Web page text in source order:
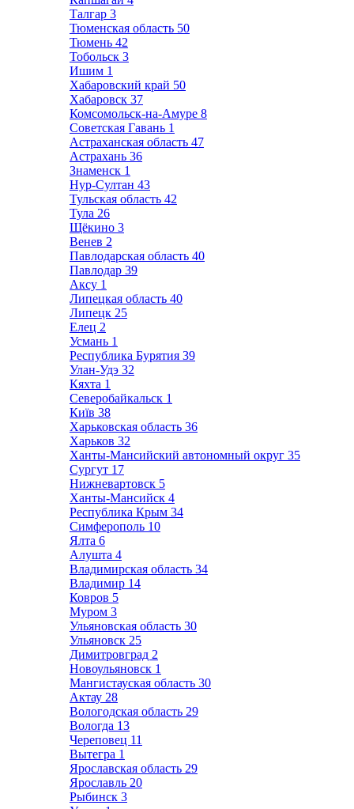
Талгар 3
Тюменская область 50
Тюмень 42
Тобольск 3
Ишим 1
Хабаровский край 50
Хабаровск 37
Комсомольск-на-Амуре 8
Советская Гавань 1
Астраханская область 47
Астрахань 36
Знаменск 1
Нур-Султан 43
Тульская область 42
Тула 26
Щёкино 3
Венев 2
Павлодарская область 40
Павлодар 39
Аксу 1
Липецкая область 40
Липецк 25
Елец 2
Усмань 1
Республика Бурятия 39
Улан-Удэ 32
Кяхта 1
Северобайкальск 1
Київ 38
Харьковская область 36
Харьков 32
Ханты-Мансийский автономный округ 35
Сургут 17
Нижневартовск 5
Ханты-Мансийск 4
Республика Крым 34
Симферополь 10
Ялта 6
Алушта 4
Владимирская область 34
Владимир 14
Ковров 5
Муром 3
Ульяновская область 30
Ульяновск 25
Димитровград 2
Новоульяновск 1
Мангистауская область 30
Актау 28
Вологодская область 29
Вологда 13
Череповец 11
Вытегра 1
Ярославская область 29
Ярославль 20
Рыбинск 3